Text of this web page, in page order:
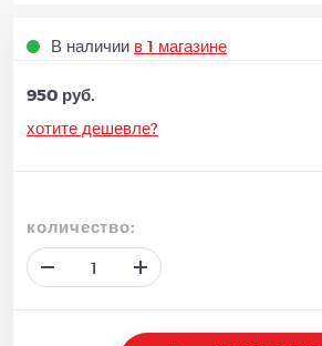
В наличии в 1 магазине
950 руб.
хотите дешевле?
количество: